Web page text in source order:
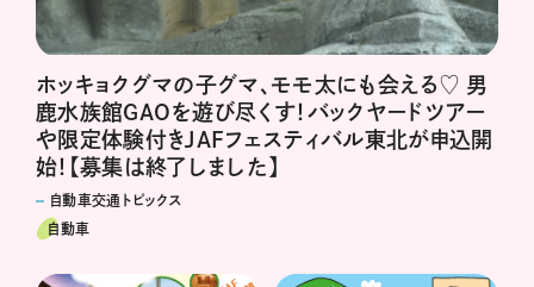
ホッキョクグマの子グマ、モモ太にも会える♡ 男
鹿水族館GAOを遊び尽くす！バックヤードツアー
や限定体験付きJAFフェスティバル東北が申込開
始！【募集は終了しました】
自動車交通トピックス
自動車